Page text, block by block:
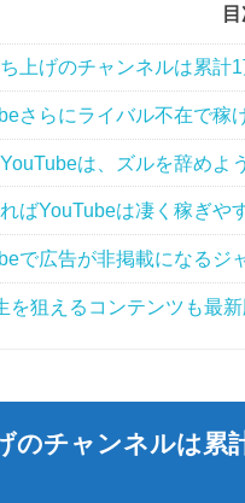
上げのチャンネルは累計
さらにライバル不在で稼
は、ズルを辞めよう
ばYouTubeは凄く稼ぎや
で広告が非掲載になるジ
を狙えるコンテンツも最新
のチャンネルは累